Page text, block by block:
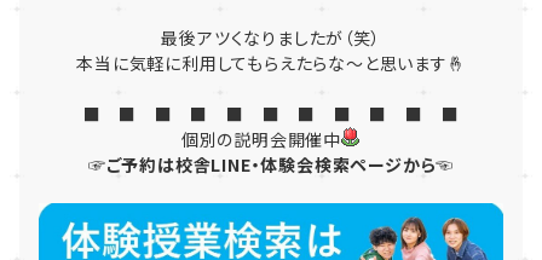
最後アツくなりましたが（笑）
本当に気軽に利用してもらえたらな～と思います🤞
■ ■ ■ ■ ■ ■ ■ ■ ■ ■ ■
個別の説明会開催中
☞ご予約は校舎LINE・体験会検索ページから☜